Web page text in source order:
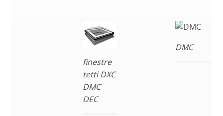
finestre
tetti DXC
DMC
DEC
DMC